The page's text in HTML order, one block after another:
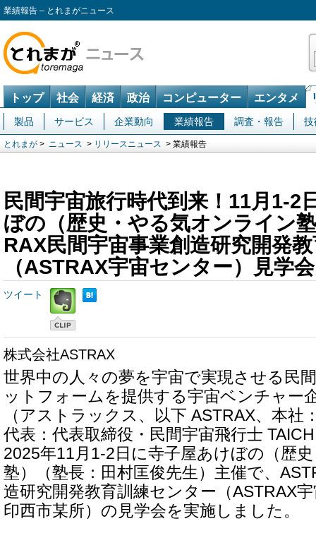
業績報告 – とれまがニュース
トップ 社会 経済 政治 コンピューター エンタメ
製品 サービス 企業動向 業績報告 調査・報告 技
とれまが > ニュース > リリースニュース > 業績報告
民間宇宙旅行時代到来！11月1-2
ぼの（歴史・やる気オンライン
RAX民間宇宙事業創造研究開発
（ASTRAX宇宙センター）見学
ツイート
株式会社ASTRAX
世界中の人々の夢を宇宙で実現させる民
ットフォームを提供する宇宙ベンチャー
（アストラックス、以下 ASTRAX、本社
代表：代表取締役・民間宇宙飛行士
2025年11月1-2日に寺子屋あけぼの（歴
塾）（塾長：田村匡俊先生）主催で、
造研究開発教育訓練センター（ASTRAX
印西市某所）の見学会を実施しました。